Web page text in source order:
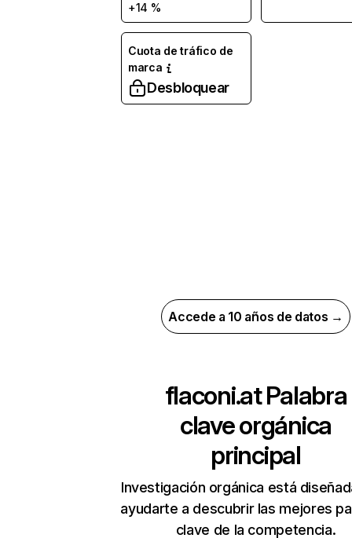
+14 %
Cuota de tráfico de
marca
Desbloquear
Accede a 10 años de datos →
flaconi.atPalabra
clave orgánica
principal
Investigación orgánica está
ayudarte a descubrir las mejores
clave de la competencia.